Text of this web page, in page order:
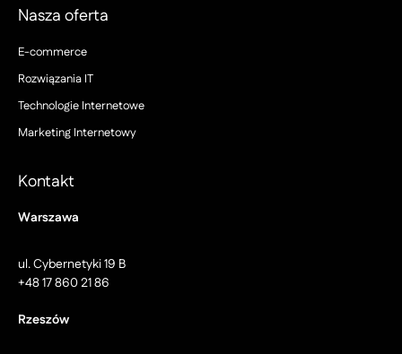
Nasza oferta
E-commerce
Rozwiązania IT
Technologie Internetowe
Marketing Internetowy
Kontakt
Warszawa
ul. Cybernetyki 19 B
+48 17 860 21 86
Rzeszów